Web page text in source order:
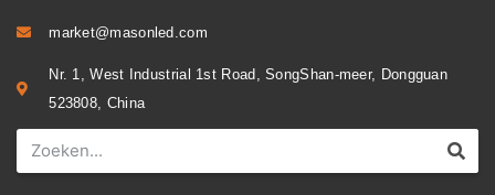
market@masonled.com
Nr. 1, West Industrial 1st Road, SongShan-meer, Dongguan
523808, China